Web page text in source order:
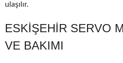
ulaşılır.
ESKIŞEHIR SERVO
VE BAKIMI